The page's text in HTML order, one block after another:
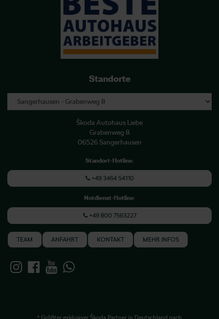
Standorte
Škoda Autohaus Liebe
Grabenweg 8
06526 Sangerhausen
Standort-Hotline:
+49 3464 54110
Notdienst-Hotline:
+49 800 7563227
TEAM ANFAHRT KONTAKT MEHR INFOS